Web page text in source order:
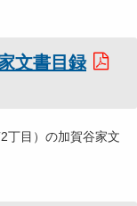
文書目録
丁目）の加賀谷家文